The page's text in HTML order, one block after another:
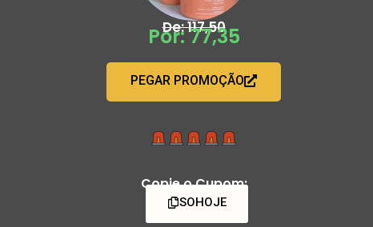
De: 117,50
Por: 77,35
PEGAR PROMOÇÃO
Copie o Cupom:
SOHOJE